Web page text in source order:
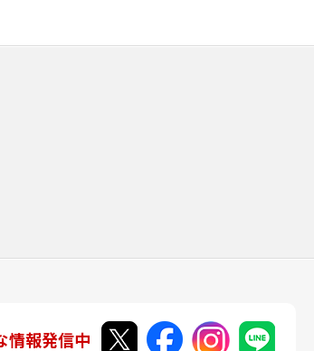
情報発信中